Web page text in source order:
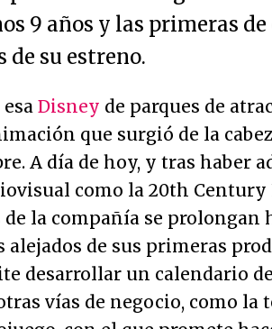
9 años y las primeras
de su estreno.
Disney de parques de
que surgió de la
A día de hoy, y tras haber
como la 20th Century
la compañía se prolongan
alejados de sus primeras
desarrollar un calendario
vías de negocio, como la